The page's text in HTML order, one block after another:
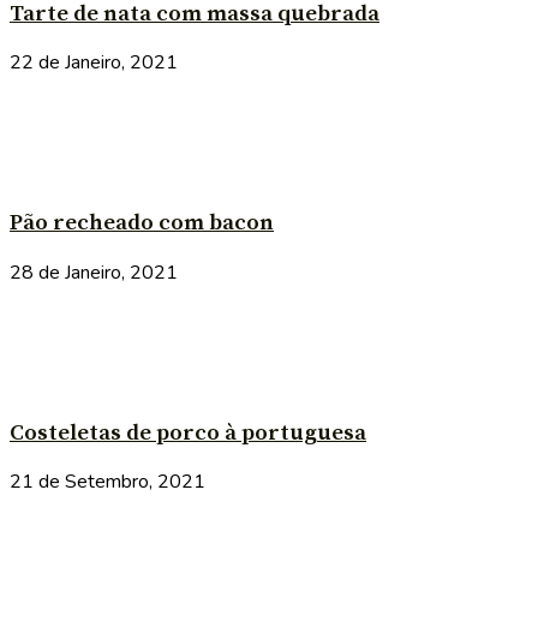
Tarte de nata com massa quebrada
22 de Janeiro, 2021
Pão recheado com bacon
28 de Janeiro, 2021
Costeletas de porco à portuguesa
21 de Setembro, 2021